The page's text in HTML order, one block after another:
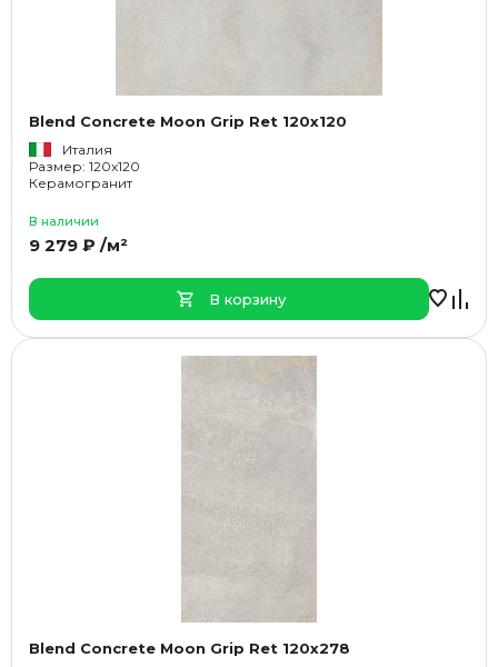
Blend Concrete Moon Grip Ret 120x120
Италия
Размер: 120x120
Керамогранит
В наличии
9 279 ₽ /м²
В корзину
Blend Concrete Moon Grip Ret 120x278